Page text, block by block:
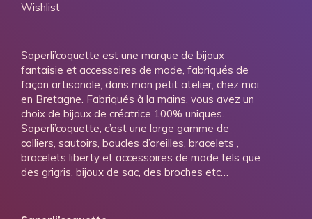
Wishlist
Saperli’coquette est une marque de bijoux
fantaisie et accessoires de mode, fabriqués de
façon artisanale, dans mon petit atelier, chez moi,
en Bretagne. Fabriqués à la mains, vous avez un
choix de bijoux de créatrice 100% uniques.
Saperli’coquette, c’est une large gamme de
colliers, sautoirs, boucles d’oreilles, bracelets ,
bracelets liberty et accessoires de mode tels que
des grigris, bijoux de sac, des broches etc…